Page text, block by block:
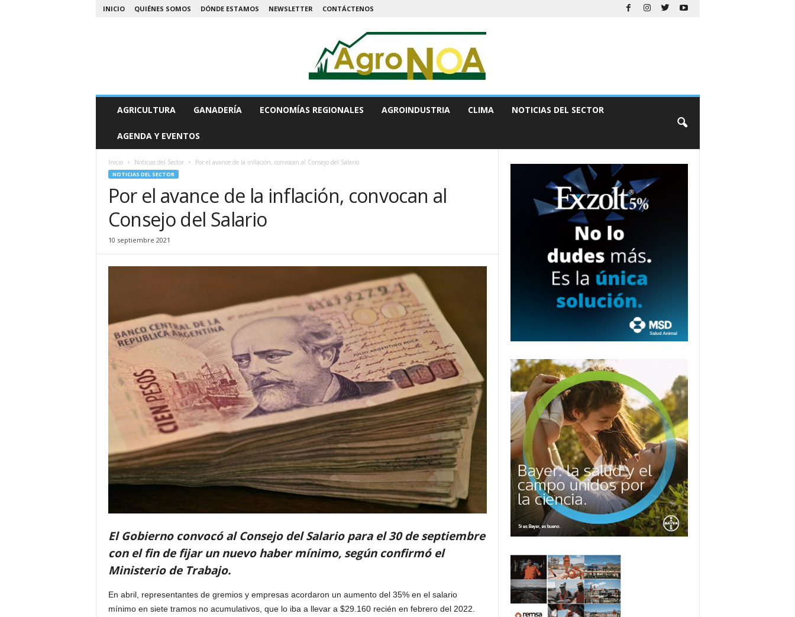
INICIO QUIÉNES SOMOS DÓNDE ESTAMOS NEWSLETTER CONTÁCTENOS
N
AGRICULTURA GANADERÍA ECONOMÍAS REGIONALES AGROINDUSTRIA CLIMA NOTICIAS DEL SECTOR
AGENDA Y EVENTOS
Inicio Noticias del Sector Por el avance de la inflación, convocan al Consejo del Salario
NOTICIAS DEL SECTOR
Por el avance de la inflación, convocan al
Consejo del Salario
10 septiembre 2021
El Gobierno convocó al Consejo del Salario para el 30 de septiembre
con el fin de fijar un nuevo haber mínimo, según confirmó el
Ministerio de Trabajo.
En abril, representantes de gremios y empresas acordaron un aumento del 35% en el salario
mínimo en siete tramos no acumulativos, que lo iba a llevar a $29.160 recién en febrero del 2022.